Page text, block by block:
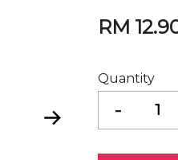
RM
Quantity
-